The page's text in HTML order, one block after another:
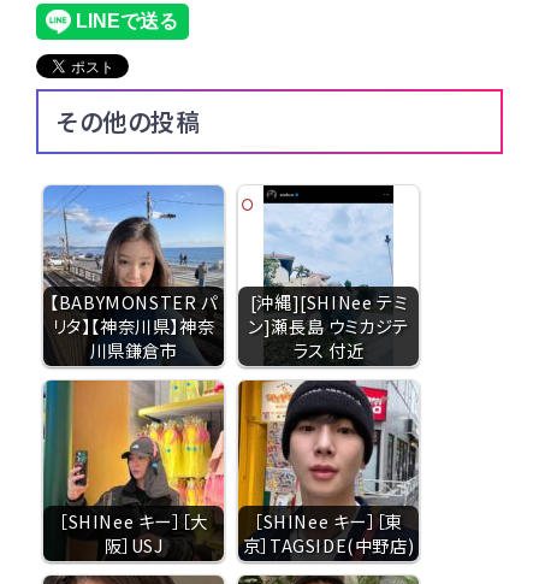
その他の投稿
【BABYMONSTER パ
リタ】【神奈川県】神奈
川県鎌倉市
[沖縄][SHINee テミ
ン]瀬長島 ウミカジテ
ラス 付近
［SHINee キー］［大
阪］USJ
［SHINee キー］［東
京］TAGSIDE(中野店)